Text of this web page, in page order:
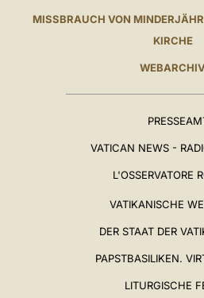
MISSBRAUCH VON
KIRCHE
WEBARCHIV
VATICAN NEWS -
L'OSSERVATORE
VATIKANISCHE
DER STAAT DER
PAPSTBASILIKEN.
LITURGISCHE